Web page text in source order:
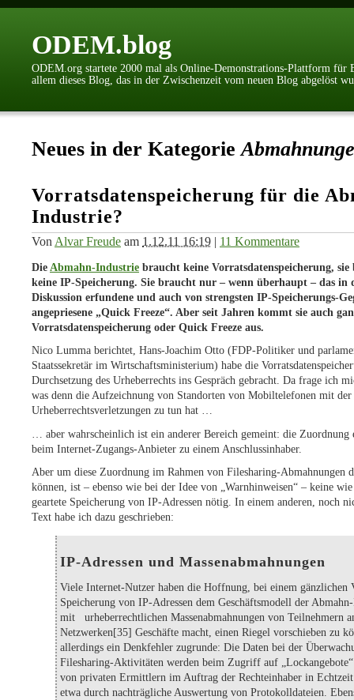
ODEM.blog
ODEM.org startete 2000 mal als Online-Demonstrations-Plattform für
allem dieses Blog, das in der Zwischenzeit vom neuen Blog abgelöst
Neues in der Kategorie
Vorratsdatenspeicherung für die
Industrie?
Von Alvar Freude am 1.12.11 16:19 | 11 Kommentare
Die Abmahn-Industrie braucht keine Vorratsdatenspeicherung,
keine IP-Speicherung. Sie braucht nur – wenn überhaupt – das in
Diskussion erfundene und auch von strengsten IP-Speicherungs-
angepriesene „Quick Freeze“. Aber seit Jahren kommt sie auch
Vorratsdatenspeicherung oder Quick Freeze aus.
Nico Lumma berichtet, Hans-Joachim Otto (FDP-Politiker und
Staatssekretär im Wirtschaftsministerium) habe die
Durchsetzung des Urheberrechts ins Gespräch gebracht. Da frage ich
was denn die Aufzeichnung von Standorten von Mobiltelefonen mit
Urheberrechtsverletzungen zu tun hat …
… aber wahrscheinlich ist ein anderer Bereich gemeint: die Zuordnung
beim Internet-Zugangs-Anbieter zu einem Anschlussinhaber.
Aber um diese Zuordnung im Rahmen von Filesharing-Abmahnungen
können, ist – ebenso wie bei der Idee von „Warnhinweisen“ – keine
geartete Speicherung von IP-Adressen nötig. In einem anderen, noch
Text habe ich dazu geschrieben:
IP-Adressen und Massenabmahnungen
Viele Internet-Nutzer haben die Hoffnung, bei einem gänzlichen
Speicherung von IP-Adressen dem Geschäftsmodell der
mit urheberrechtlichen Massenabmahnungen von Teilnehmern
Netzwerken[35] Geschäfte macht, einen Riegel vorschieben zu
allerdings ein Denkfehler zugrunde: Die Daten bei der
Filesharing-Aktivitäten werden beim Zugriff auf
von privaten Ermittlern im Auftrag der Rechteinhaber in
etwa durch nachträgliche Auswertung von Protokolldateien.